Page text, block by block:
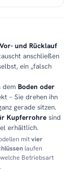
Vor- und Rücklauf
anschließen
ein „falsch
dem Boden oder
– Sie drehen ihn
gerade sitzen.
Kupferrohre sind
erhältlich.
mitvier
laufen
Betriebsart